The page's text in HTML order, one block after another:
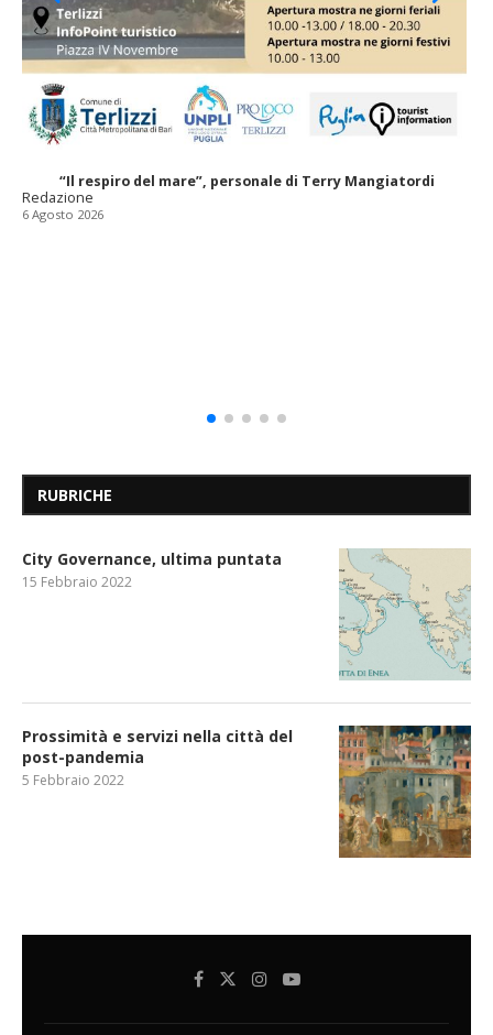
“Il respiro del mare”, personale di Terry Mangiatordi
Redazione
6 Agosto 2026
RUBRICHE
City Governance, ultima puntata
15 Febbraio 2022
Prossimità e servizi nella città del
post-pandemia
5 Febbraio 2022